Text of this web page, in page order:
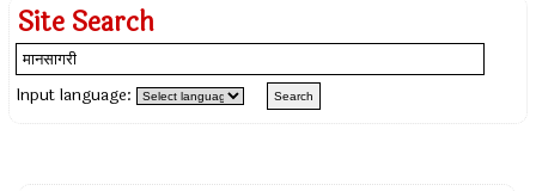
Site Search
Input language: